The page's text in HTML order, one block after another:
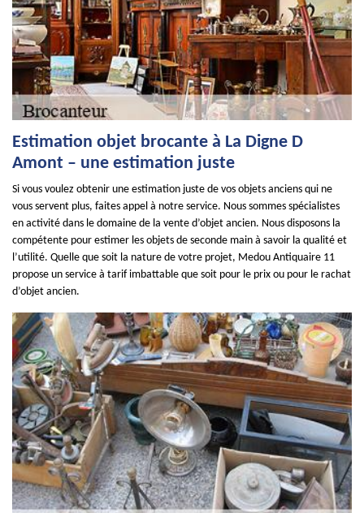
Estimation objet brocante à La Digne D
Amont – une estimation juste
Si vous voulez obtenir une estimation juste de vos objets anciens qui ne
vous servent plus, faites appel à notre service. Nous sommes spécialistes
en activité dans le domaine de la vente d’objet ancien. Nous disposons la
compétente pour estimer les objets de seconde main à savoir la qualité et
l’utilité. Quelle que soit la nature de votre projet, Medou Antiquaire 11
propose un service à tarif imbattable que soit pour le prix ou pour le rachat
d’objet ancien.